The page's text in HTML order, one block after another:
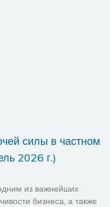
силы в частном
2026 г.)
из важнейших
бизнеса, а также